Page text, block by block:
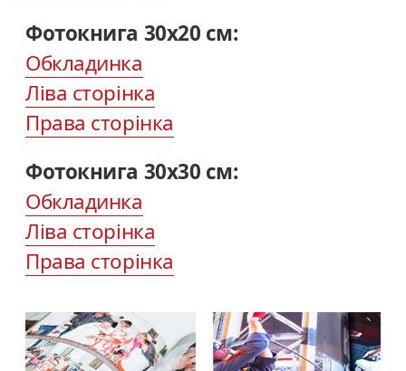
Фотокнига 30х20 см:
Обкладинка
Ліва сторінка
Права сторінка
Фотокнига 30х30 см:
Обкладинка
Ліва сторінка
Права сторінка